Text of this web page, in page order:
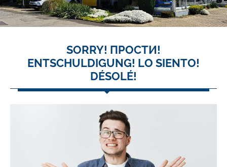
SORRY! ПРОСТИ!
ENTSCHULDIGUNG! LO SIENTO!
DÉSOLÉ!